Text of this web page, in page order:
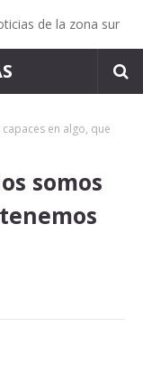
de la zona sur
en algo, que
somos